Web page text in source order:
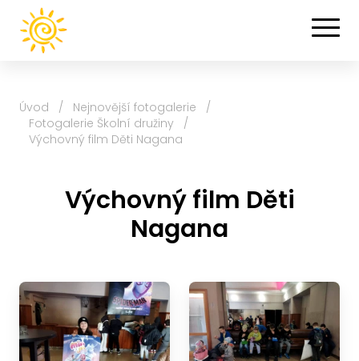
Úvod / Nejnovější fotogalerie
/
Fotogalerie Školní družiny
/
Výchovný film Děti Nagana
Výchovný film Děti
Nagana